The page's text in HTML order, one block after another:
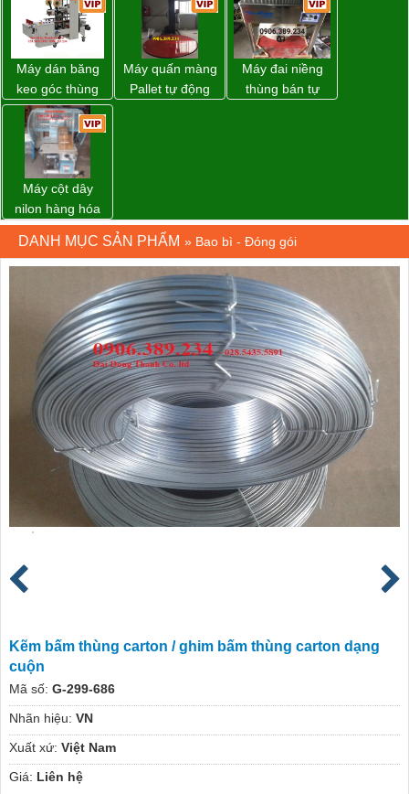
chính hãng
Nghiệp Trong
Khâu Đóng Gói
Máy dán băng
keo góc thùng
carton giá tốt
Đồng Nai
Máy quấn màng
Pallet tự động
Máy đai niềng
thùng bán tự
Máy cột dây
nilon hàng hóa
model CY-100
DANH MỤC SẢN PHẨM » Bao bì - Đóng gói
Kẽm bấm thùng carton / ghim bấm thùng carton dạng
cuộn
Mã số: G-299-686
Nhãn hiệu: VN
Xuất xứ: Việt Nam
Giá: Liên hệ